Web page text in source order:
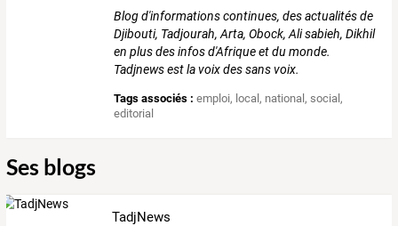
Blog d'informations continues, des actualités de
Djibouti, Tadjourah, Arta, Obock, Ali sabieh, Dikhil
en plus des infos d'Afrique et du monde.
Tadjnews est la voix des sans voix.
Tags associés : emploi, local, national,social,
editorial
Ses blogs
TadjNews